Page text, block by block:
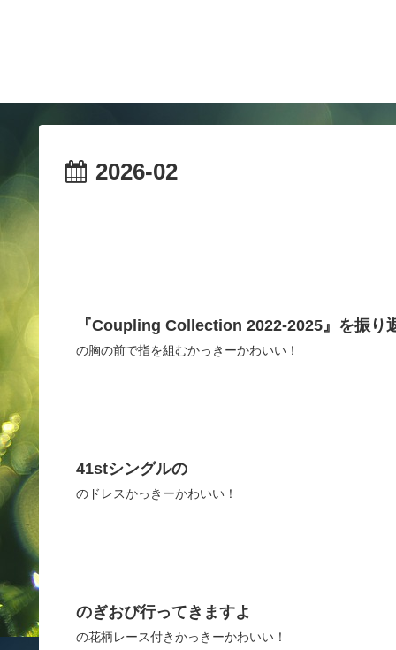
2026-02
『Coupling Collection 2022-2025』を振り
の胸の前で指を組むかっきーかわいい！
41stシングルの
のドレスかっきーかわいい！
のぎおび行ってきますよ
の花柄レース付きかっきーかわいい！